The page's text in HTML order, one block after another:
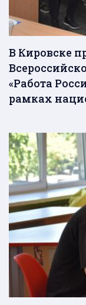
В Кировске
«Работа
рамках